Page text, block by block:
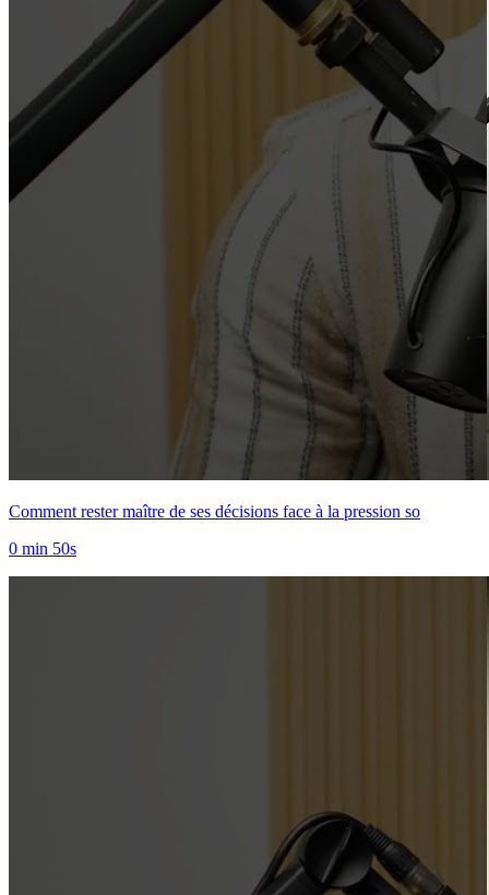
Comment rester maître de ses décisions face à la pression so
0 min 50s